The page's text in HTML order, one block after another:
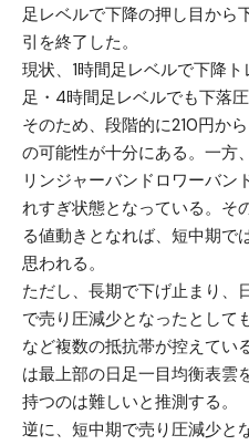
足レベルで下降の押し目から
引を終了した。
現状、1時間足レベルで下降
足・4時間足レベルでも下落
そのため、段階的に210円か
の可能性が十分にある。一方
リンジャーバンドロワーバン
れすぎ状態となっている。そ
る値動きとなれば、短中期で
思われる。
ただし、長期で下げ止まり、
で売り圧減少となったとして
など複数の抵抗帯が控えてい
は最上部の日足一目均衡表雲
持つのは難しいと推測する。
逆に、短中期で売り圧減少と